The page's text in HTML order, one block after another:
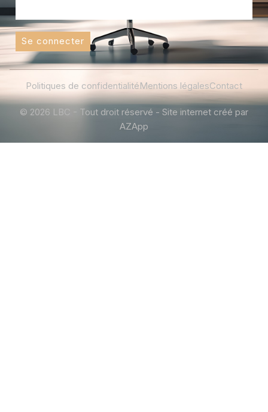
Se connecter
Politiques de confidentialitéMentions légalesContact
© 2026 LBC - Tout droit réservé - Site internet créé par
AZApp